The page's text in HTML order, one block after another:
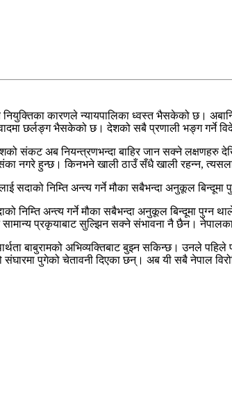
कारणले न्यायपालिका ध्वस्त भैसकेको छ।
छर्लङ्ग भैसकेको छ। देशको सबै प्रणाली भङ्ग गर्ने
संकट अब नियन्त्रणभन्दा बाहिर जान सक्ने लक्षणहरु
नगरे हुन्छ। किनभने खाली ठाउँ सँधै खाली रहन्न,
सदाको निम्ति अन्त्य गर्ने मौका सबैभन्दा अनुकूल बिन्दूमा
निम्ति अन्त्य गर्ने मौका सबैभन्दा अनुकूल बिन्दूमा
प्रकृयाबाट सुल्झिन सक्ने संभावना नै छैन। नेपालका
बाबुरामको अभिव्यक्तिबाट बुझ्न सकिन्छ। उनले
पुगेको चेतावनी दिएका छन्। अब यी सबै नेपाल